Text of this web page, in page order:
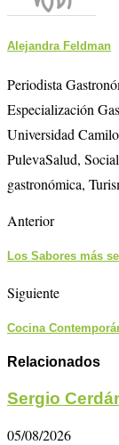
Alejandra Feldman
Periodista
Especialización
Universidad
PulevaSalud,
gastronómica,
Anterior
Los Sabores más
Siguiente
Cocina
Relacionados
Sergio
05/08/2026